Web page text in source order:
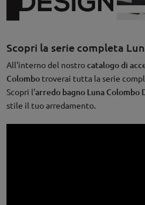
Scopri la serie completa
All'interno del nostrocatalogo di
Colombotroverai tutta la serie
Scopri l'arredo bagno Luna Colombo
stile il tuo arredamento.